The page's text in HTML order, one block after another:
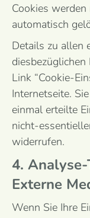
Cookies
automatisch
Details zu allen
Link “Cookie-
Internetseite.
einmal erteilte
nicht-
widerrufen.
4.
Externe
Wenn Sie Ihre